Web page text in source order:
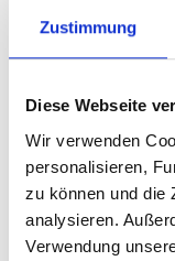
Zustimmung
Diese Webseite
Wir verwenden
personalisieren,
zu können und die
analysieren.
Verwendung
Ansprechpartner
Telefax: 0571 870
dbehrendt@wb-